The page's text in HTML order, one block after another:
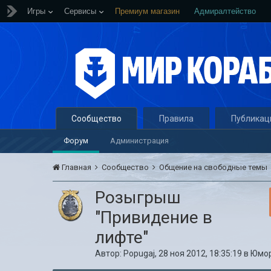
Игры Сервисы Премиум магазин Адмиралтейство
Сообщество
Форум Администрация
Правила
Главная Сообщество Общение на свободные темы
Розыгрыш
"Привидение в
лифте"
Автор: Popugaj, 28 ноя 2012, 18:35:19 в